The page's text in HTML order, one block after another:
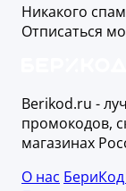
Никакого
Отписаться
Berikod.ru -
промокодов,
магазинах
О нас